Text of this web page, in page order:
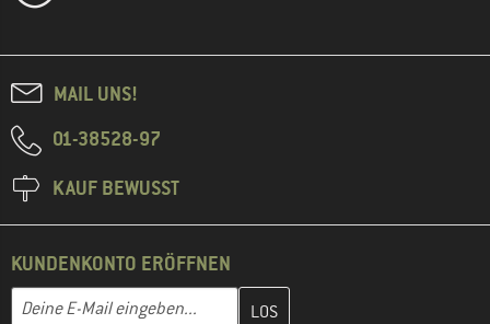
MAIL UNS!
01-38528-97
KAUF BEWUSST
KUNDENKONTO ERÖFFNEN
E-Mail-Adresse
Gib hier deine E-Mail-Adresse ein und erstelle im nächsten